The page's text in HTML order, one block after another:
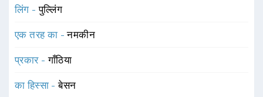
लिंग -पुल्लिंग
एक तरह का -नमकीन
प्रकार -गाँठिया
का हिस्सा -बेसन